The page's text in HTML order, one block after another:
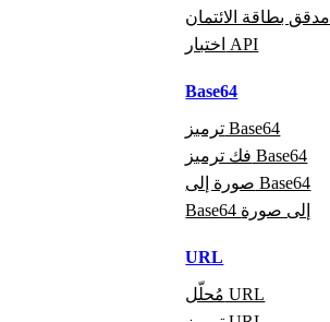
مدقق بطاقة الائتمان
اختبار API
Base64
ترميز Base64
فك ترميز Base64
صورة إلى Base64
Base64 إلى صورة
URL
مُحلّل URL